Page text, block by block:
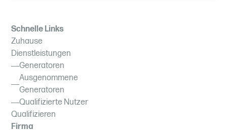
Schnelle Links
Zuhause
Dienstleistungen
Generatoren
Ausgenommene
Generatoren
Qualifizierte Nutzer
Qualifizieren
Firma